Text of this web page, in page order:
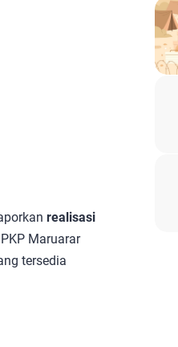
realisasi
Maruarar
tersedia